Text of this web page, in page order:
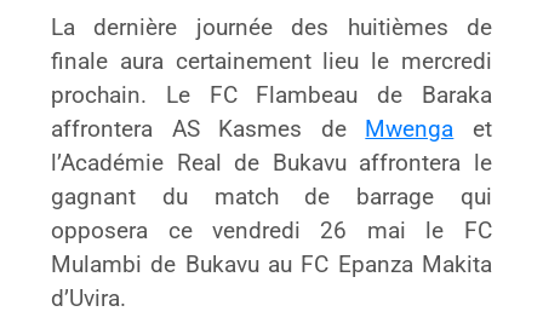
La dernière journée des huitièmes de
finale aura certainement lieu le mercredi
prochain. Le FC Flambeau de Baraka
affrontera AS Kasmes de
Mwenga et
l’Académie Real de Bukavu affrontera le
gagnant du match de barrage qui
opposera ce vendredi 26 mai le FC
Mulambi de Bukavu au FC Epanza Makita
d’Uvira.